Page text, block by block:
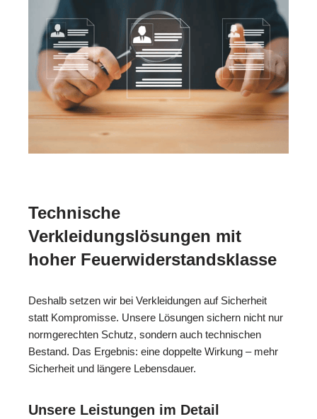
Technische
Verkleidungslösungen mit
hoher Feuerwiderstandsklasse
Deshalb setzen wir bei Verkleidungen auf Sicherheit
statt Kompromisse. Unsere Lösungen sichern nicht nur
normgerechten Schutz, sondern auch technischen
Bestand. Das Ergebnis: eine doppelte Wirkung – mehr
Sicherheit und längere Lebensdauer.
Unsere Leistungen im Detail